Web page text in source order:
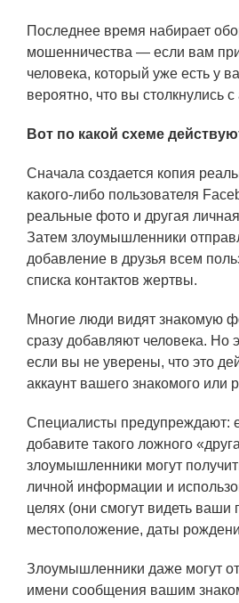
Последнее время набирает
мошенничества — если вам
человека, который уже есть у
вероятно, что вы столкнулись
Вот по какой схеме
Сначала создается копия
какого-либо пользователя
реальные фото и другая
Затем злоумышленники
добавление в друзья всем
списка контактов жертвы.
Многие люди видят знакомую
сразу добавляют человека. Но
если вы не уверены, что это
аккаунт вашего знакомого или
Специалисты предупреждают:
добавите такого ложного
злоумышленники могут
личной информации и
целях (они смогут видеть ваши
местоположение, даты
Злоумышленники даже могут
имени сообщения вашим